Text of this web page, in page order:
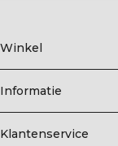
Winkel
Informatie
Klantenservice